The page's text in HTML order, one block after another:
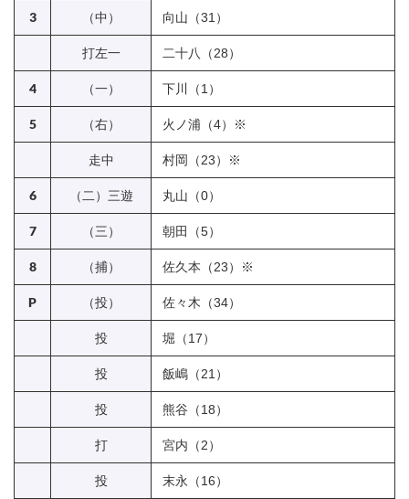
3 （中） 向山（31）
打左一 二十八（28）
4 （一） 下川（1）
5 （右） 火ノ浦（4）※
走中 村岡（23）※
6 （二）三遊 丸山（0）
7 （三） 朝田（5）
8 （捕） 佐久本（23）※
P （投） 佐々木（34）
投 堀（17）
投 飯嶋（21）
投 熊谷（18）
打 宮内（2）
投 末永（16）